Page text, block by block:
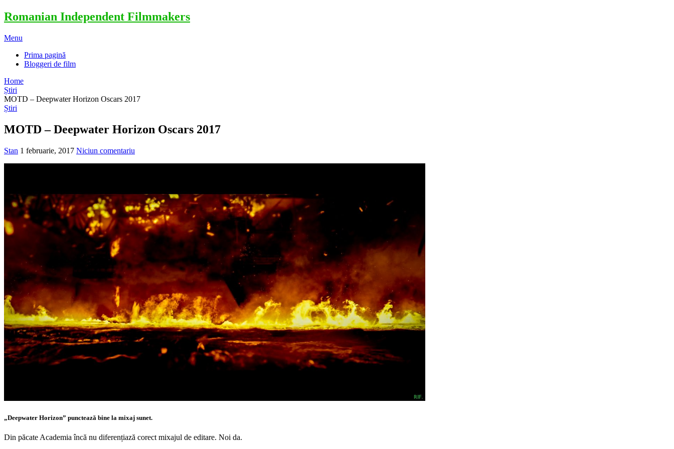
Romanian Independent Filmmakers
Menu
Prima pagină
Bloggeri de film
Home
Știri
MOTD – Deepwater Horizon Oscars 2017
Știri
MOTD – Deepwater Horizon Oscars 2017
Stan 1 februarie, 2017 Niciun comentariu
„Deepwater Horizon” punctează bine la mixaj sunet.
Din păcate Academia încă nu diferențiază corect mixajul de editare. Noi da.